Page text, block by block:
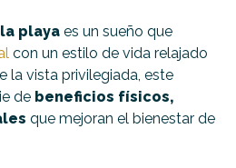
playa es un sueño que
con un estilo de vida relajado
la vista privilegiada, este
de beneficios físicos,
que mejoran el bienestar de